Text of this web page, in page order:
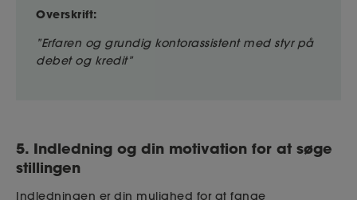
Overskrift:
”Erfaren og grundig kontorassistent med styr på
debet og kredit”
5. Indledning og din motivation for at søge
stillingen
Indledningen er din mulighed for at fange